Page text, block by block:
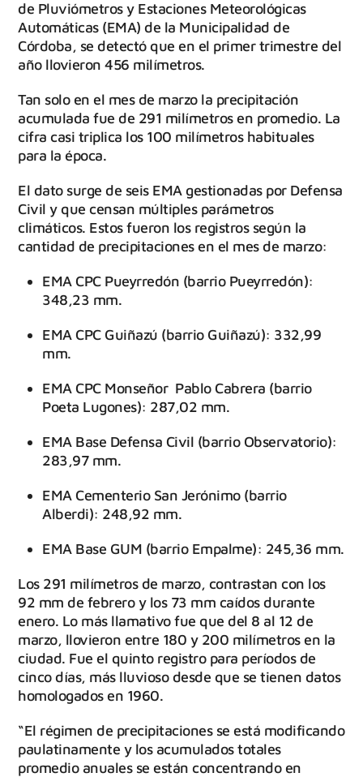
de Pluviómetros y Estaciones Meteorológicas
Automáticas (EMA) de la Municipalidad de
Córdoba, se detectó que en el primer trimestre del
año llovieron 456 milímetros.
Tan solo en el mes de marzo la precipitación
acumulada fue de 291 milímetros en promedio. La
cifra casi triplica los 100 milímetros habituales
para la época.
El dato surge de seis EMA gestionadas por Defensa
Civil y que censan múltiples parámetros
climáticos. Estos fueron los registros según la
cantidad de precipitaciones en el mes de marzo:
EMA CPC Pueyrredón (barrio Pueyrredón):
348,23 mm.
EMA CPC Guiñazú (barrio Guiñazú): 332,99
mm.
EMA CPC Monseñor Pablo Cabrera (barrio
Poeta Lugones): 287,02 mm.
EMA Base Defensa Civil (barrio Observatorio):
283,97 mm.
EMA Cementerio San Jerónimo (barrio
Alberdi): 248,92 mm.
EMA Base GUM (barrio Empalme): 245,36 mm.
Los 291 milímetros de marzo, contrastan con los
92 mm de febrero y los 73 mm caídos durante
enero. Lo más llamativo fue que del 8 al 12 de
marzo, llovieron entre 180 y 200 milímetros en la
ciudad. Fue el quinto registro para períodos de
cinco días, más lluvioso desde que se tienen datos
homologados en 1960.
“El régimen de precipitaciones se está modificando
paulatinamente y los acumulados totales
promedio anuales se están concentrando en